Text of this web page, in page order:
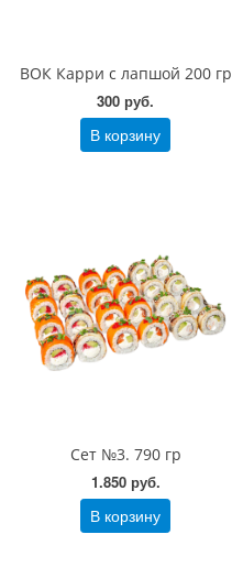
ВОК Карри с лапшой 200 гр
300 руб.
В корзину
Сет №3. 790 гр
1.850 руб.
В корзину